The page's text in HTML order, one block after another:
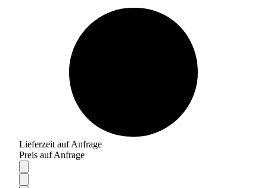
Lieferzeit auf Anfrage
Preis auf Anfrage